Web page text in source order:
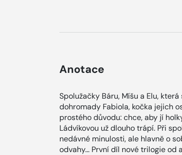
Anotace
Spolužačky Báru, Míšu a Elu,
dohromady Fabiola, kočka jejich
prostého důvodu: chce, aby jí
Ládvíkovou už dlouho trápí. Při
nedávné minulosti, ale hlavně o
odvahy… První díl nové trilogie od